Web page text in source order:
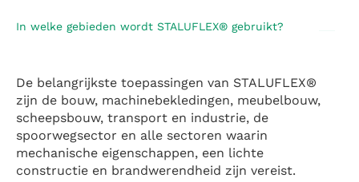
In welke gebieden wordt STALUFLEX® gebruikt?
De belangrijkste toepassingen van STALUFLEX®
zijn de bouw, machinebekledingen, meubelbouw,
scheepsbouw, transport en industrie, de
spoorwegsector en alle sectoren waarin
mechanische eigenschappen, een lichte
constructie en brandwerendheid zijn vereist.